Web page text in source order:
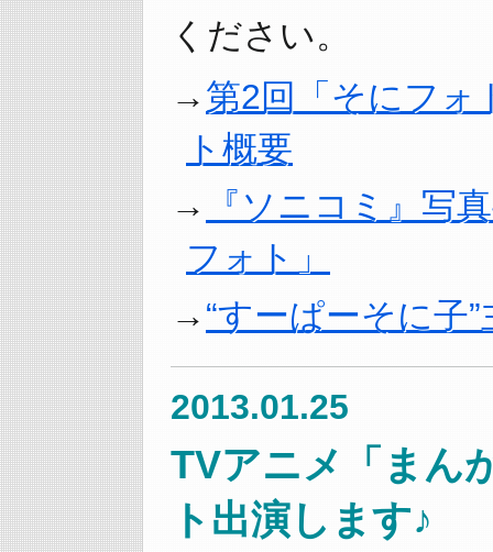
ください。
第2回「そにフォ
ト概要
『ソニコミ』写
フォト」
“すーぱーそに子
2013.01.25
TVアニメ「まん
ト出演します♪